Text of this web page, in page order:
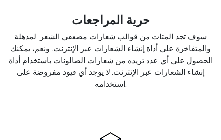
حرية المراجعات
سوف تجد المئات من قوالب شعارات مصففي الشعر المذهلة
والمتفاخرة على أداة إنشاء الشعارات عبر الإنترنت. ونعم، يمكنك
الحصول على أي عدد تريده من شعارات الصالونات باستخدام أداة
إنشاء الشعارات عبر الإنترنت. لا يوجد أي قيود مفروضة على
استخدامه.